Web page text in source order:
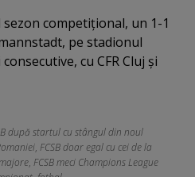
competițional, un 1-1
pe stadionul
cu CFR Cluj și
după startul cu stângul din noul
, FCSB doar egal cu cei de la
, FCSB meci Champions League